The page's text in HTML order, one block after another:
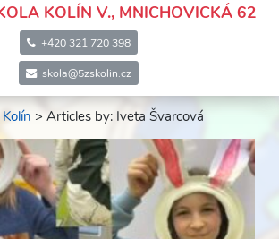
KOLÍN V., MNICHOVICKÁ 62
+420 321 720 398
skola@5zskolin.cz
> Articles by: Iveta Švarcová